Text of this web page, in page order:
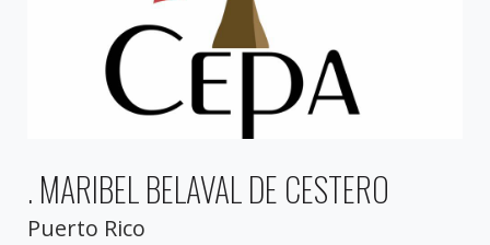
. MARIBEL BELAVAL DE CESTERO
Puerto Rico